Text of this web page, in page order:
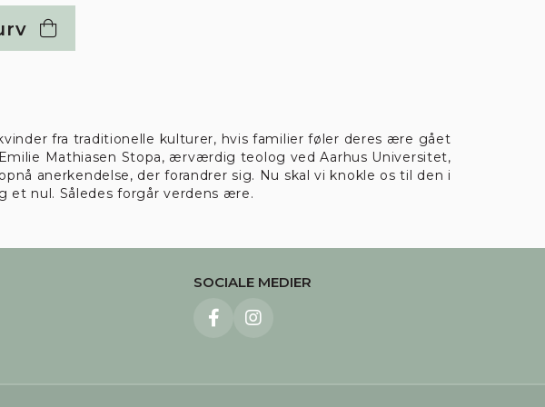
Marketing
fra traditionelle kulturer, hvis familier føler deres ære gået
Mathiasen Stopa, ærværdig teolog ved Aarhus Universitet,
anerkendelse, der forandrer sig. Nu skal vi knokle os til den i
nul. Således forgår verdens ære.
SOCIALE MEDIER